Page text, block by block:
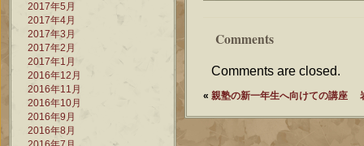
2017年5月
2017年4月
2017年3月
2017年2月
2017年1月
2016年12月
2016年11月
2016年10月
2016年9月
2016年8月
Comments
Comments are closed.
« 親塾の新一年生へ向けての講座